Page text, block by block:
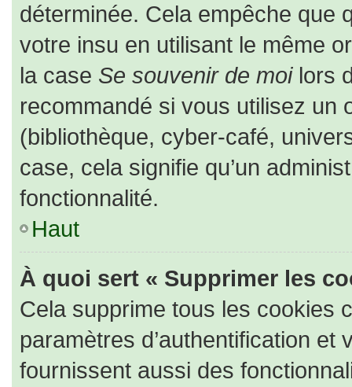
déterminée. Cela empêche que
votre insu en utilisant le même
la case Se souvenir de moilors
recommandé si vous utilisez un
(bibliothèque, cyber-café,
case, cela signifie qu’un
fonctionnalité.
Haut
À quoi sert « Supprimer les
Cela supprime tous les cookies
paramètres d’authentification
fournissent aussi des